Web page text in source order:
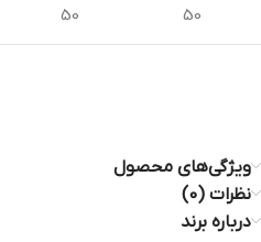
50
50
ویژگی‌های محصول
نظرات (0)
درباره برند